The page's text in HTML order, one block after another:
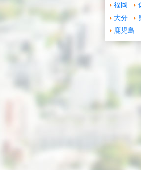
福岡
大分
鹿児島